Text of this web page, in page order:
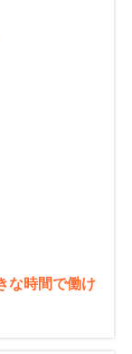
な時間で働け